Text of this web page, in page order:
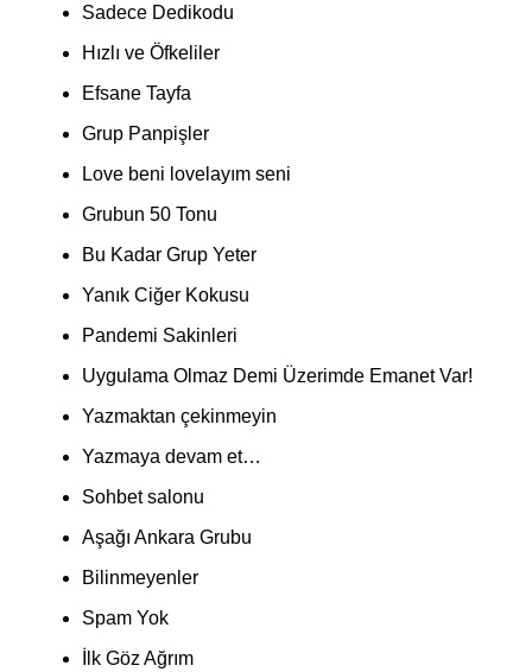
Sadece Dedikodu
Hızlı ve Öfkeliler
Efsane Tayfa
Grup Panpişler
Love beni lovelayım seni
Grubun 50 Tonu
Bu Kadar Grup Yeter
Yanık Ciğer Kokusu
Pandemi Sakinleri
Uygulama Olmaz Demi Üzerimde Emanet Var!
Yazmaktan çekinmeyin
Yazmaya devam et…
Sohbet salonu
Aşağı Ankara Grubu
Bilinmeyenler
Spam Yok
İlk Göz Ağrım